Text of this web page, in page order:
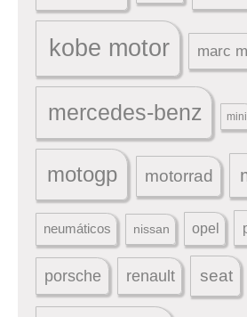
kobe motor marc
mercedes-benz mini
motogp motorrad
neumáticos nissan opel
porsche renault seat